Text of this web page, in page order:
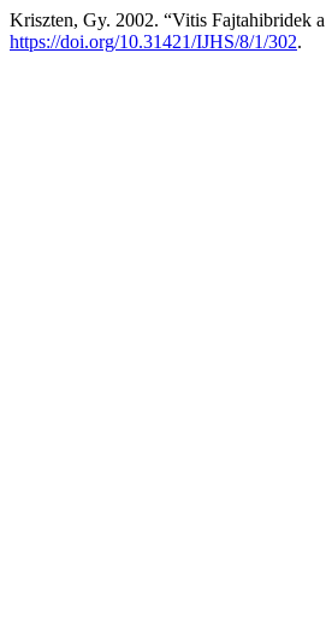
Kriszten, Gy. 2002. “Vitis Fajtahibridek a
https://doi.org/10.31421/IJHS/8/1/302.